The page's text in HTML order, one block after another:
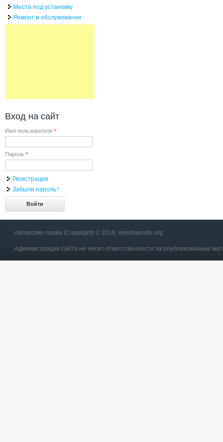
Места под установку
Ремонт и обслуживание
Вход на сайт
Имя пользователя *
Пароль *
Регистрация
Забыли пароль?
Авторские права (Copyright) © 2018, vendovendo.org
Администрация сайта не несет ответственности за опубликованные